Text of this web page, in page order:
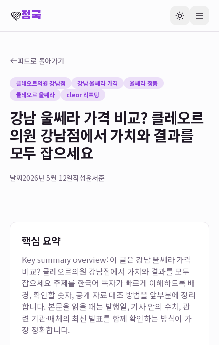
💜정국
피드로 돌아가기
클레오르의원 강남점 강남 울쎄라 가격
울쎄라 정품
클레오르 울쎄라
cleor 리프팅
강남 울쎄라 가격 비교? 클레오르
의원 강남점에서 가치와 결과를
모두 잡으세요
날짜2026년 5월 12일작성윤서준
핵심 요약
Key summary overview: 이 글은 강남 울쎄라 가격
비교? 클레오르의원 강남점에서 가치와 결과를 모두
잡으세요 주제를 한국어 독자가 빠르게 이해하도록 배
경, 확인할 숫자, 공개 자료 대조 방법을 앞부분에 정리
합니다. 본문을 읽을 때는 발행일, 기사 안의 수치, 관
련 기관·매체의 최신 발표를 함께 확인하는 방식이 가
장 정확합니다.